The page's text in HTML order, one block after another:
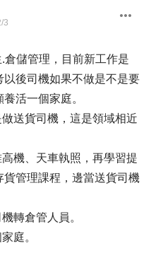
3
倉儲管理，目前新工作是
後司機如果不做是不是要
活一個家庭。
送貨司機，這是領域相近
機、天車執照，再學習提
管理課程，邊當送貨司機
轉倉管人員。
庭。